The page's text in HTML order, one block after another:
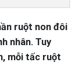
ruột non đôi
nhân. Tuy
mỗi tấc ruột